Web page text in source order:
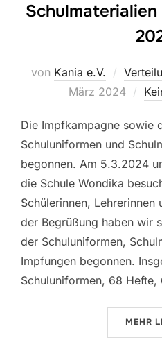
von Kania e.V.
März 2024
Die Impfkampagne sowie
Schuluniformen und
begonnen. Am 5.3.2024
die Schule Wondika
Schülerinnen, Lehrerinnen
der Begrüßung haben wir
der Schuluniformen,
Impfungen begonnen.
Schuluniformen, 68
MEHR